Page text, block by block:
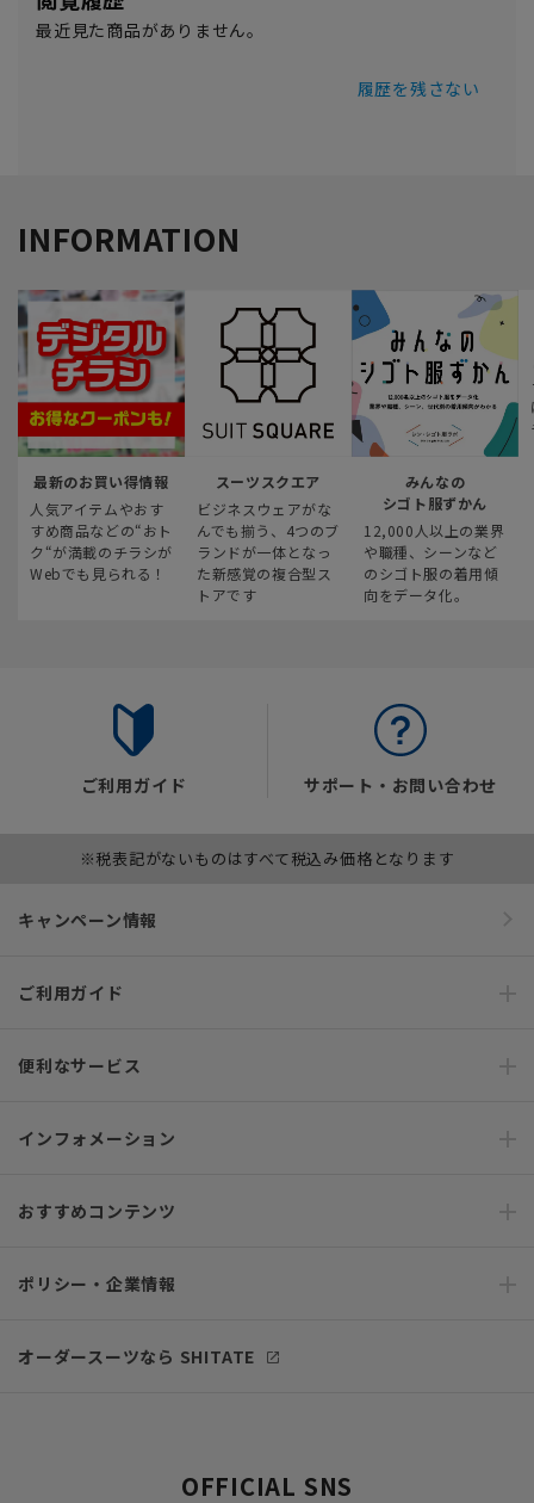
最近見た商品がありません。
履歴を残さない
INFORMATION
最新のお買い得情報
人気アイテムやおす
すめ商品などの“おト
ク“が満載のチラシが
Webでも見られる！
スーツスクエア
ビジネスウェアがな
んでも揃う、4つのブ
ランドが一体となっ
た新感覚の複合型ス
トアです
みんなの
シゴト服ずかん
12,000人以上の業界
や職種、シーンなど
のシゴト服の着用傾
向をデータ化。
ご利用ガイド サポート・お問い合わせ
※税表記がないものはすべて税込み価格となります
キャンペーン情報
ご利用ガイド
便利なサービス
インフォメーション
おすすめコンテンツ
ポリシー・企業情報
オーダースーツなら SHITATE
OFFICIAL SNS